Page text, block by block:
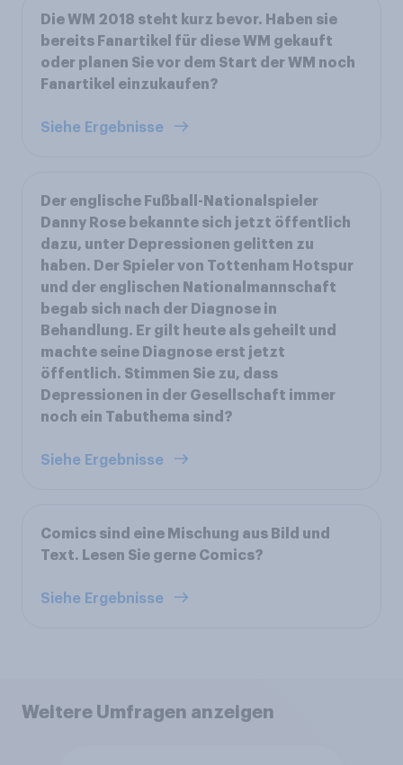
Die WM 2018 steht kurz bevor. Haben sie
bereits Fanartikel für diese WM gekauft
oder planen Sie vor dem Start der WM noch
Fanartikel einzukaufen?
Siehe Ergebnisse
Der englische Fußball-Nationalspieler
Danny Rose bekannte sich jetzt öffentlich
dazu, unter Depressionen gelitten zu
haben. Der Spieler von Tottenham Hotspur
und der englischen Nationalmannschaft
begab sich nach der Diagnose in
Behandlung. Er gilt heute als geheilt und
machte seine Diagnose erst jetzt
öffentlich. Stimmen Sie zu, dass
Depressionen in der Gesellschaft immer
noch ein Tabuthema sind?
Siehe Ergebnisse
Comics sind eine Mischung aus Bild und
Text. Lesen Sie gerne Comics?
Siehe Ergebnisse
Weitere Umfragen anzeigen